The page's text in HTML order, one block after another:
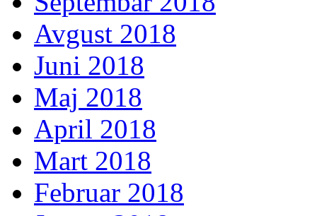
Avgust 2018
Juni 2018
Maj 2018
April 2018
Mart 2018
Februar 2018